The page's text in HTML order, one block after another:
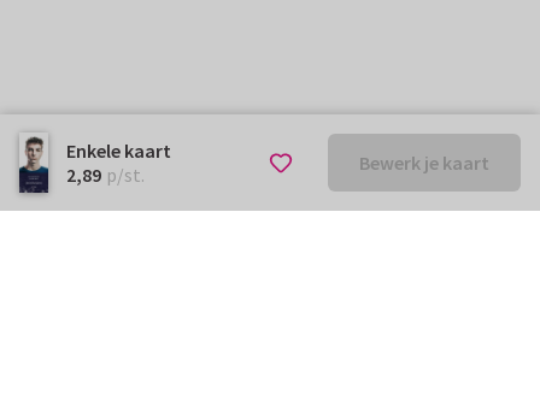
Enkele kaart
€ 2,89p/st.
2,89 p/st. Bewerk je kaart